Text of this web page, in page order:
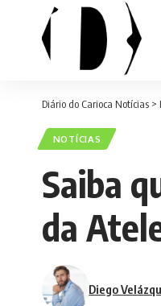
Diário do Carioca Notícias >
NOTÍCIAS
Saiba
da
Diego